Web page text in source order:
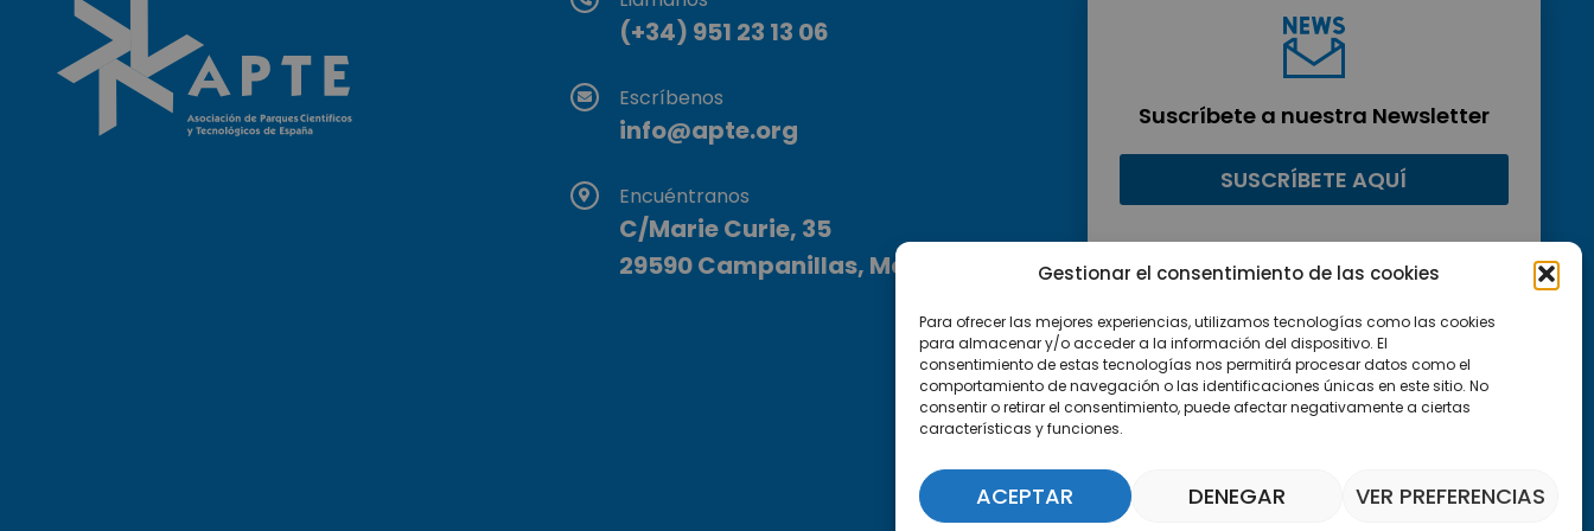
Gestionar el consentimiento de las cookies
Para ofrecer las mejores experiencias, utilizamos tecnologías como las cookies
para almacenar y/o acceder a la información del dispositivo. El
consentimiento de estas tecnologías nos permitirá procesar datos como el
comportamiento de navegación o las identificaciones únicas en este sitio. No
consentir o retirar el consentimiento, puede afectar negativamente a ciertas
características y funciones.
ACEPTAR DENEGAR VER PREFERENCIAS
(+34) 951 23 13 06
Escríbenos
info@apte.org
Encuéntranos
C/Marie Curie, 35
29590 Campanillas, Málaga
Suscríbete a nuestra Newsletter
SUSCRÍBETE AQUÍ